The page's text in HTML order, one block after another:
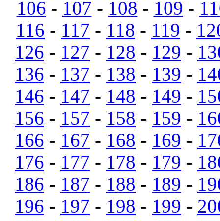
106 - 107 - 108 - 109 -
116 - 117 - 118 - 119 -
126 - 127 - 128 - 129 -
136 - 137 - 138 - 139 -
146 - 147 - 148 - 149 -
156 - 157 - 158 - 159 -
166 - 167 - 168 - 169 -
176 - 177 - 178 - 179 -
186 - 187 - 188 - 189 -
196 - 197 - 198 - 199 -